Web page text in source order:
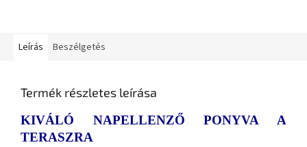
Leírás Beszélgetés
Termék részletes leírása
KIVÁLÓ NAPELLENZŐ PONYVA A
TERASZRA